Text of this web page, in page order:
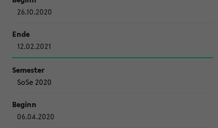
26.10.2020
12.02.2021
SoSe 2020
06.04.2020